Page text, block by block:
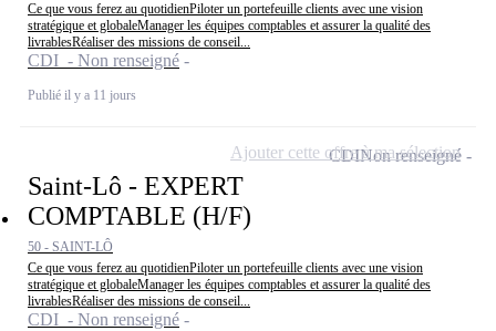
Ce que vous ferez au quotidienPiloter un portefeuille clients avec une vision
stratégique et globaleManager les équipes comptables et assurer la qualité des
livrablesRéaliser des missions de conseil...
CDI - Non renseigné
Publié il y a 11 jours
Saint-Lô - EXPERT
COMPTABLE (H/F)
50 - SAINT-LÔ
Ce que vous ferez au quotidienPiloter un portefeuille clients avec une vision
stratégique et globaleManager les équipes comptables et assurer la qualité des
livrablesRéaliser des missions de conseil...
CDI - Non renseigné
CDINon renseigné
Ajouter cette offre à ma sélection